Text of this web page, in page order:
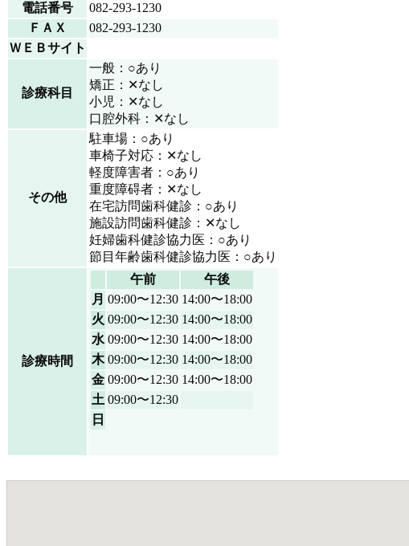
電話番号
082-293-1230
ＦＡＸ
082-293-1230
ＷＥＢサイト
診療科目
一般：○あり
矯正：✕なし
小児：✕なし
口腔外科：✕なし
その他
駐車場：○あり
車椅子対応：✕なし
軽度障害者：○あり
重度障碍者：✕なし
在宅訪問歯科健診：○あり
施設訪問歯科健診：✕なし
妊婦歯科健診協力医：○あり
節目年齢歯科健診協力医：○あり
診療時間
午前
午後
月 09:00〜12:30 14:00〜18:00
火 09:00〜12:30 14:00〜18:00
水 09:00〜12:30 14:00〜18:00
木 09:00〜12:30 14:00〜18:00
金 09:00〜12:30 14:00〜18:00
土 09:00〜12:30
日